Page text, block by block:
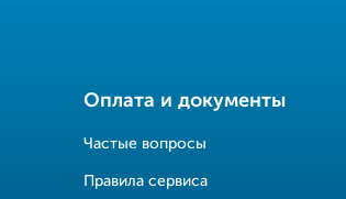
Оплата и документы
Частые вопросы
Правила сервиса